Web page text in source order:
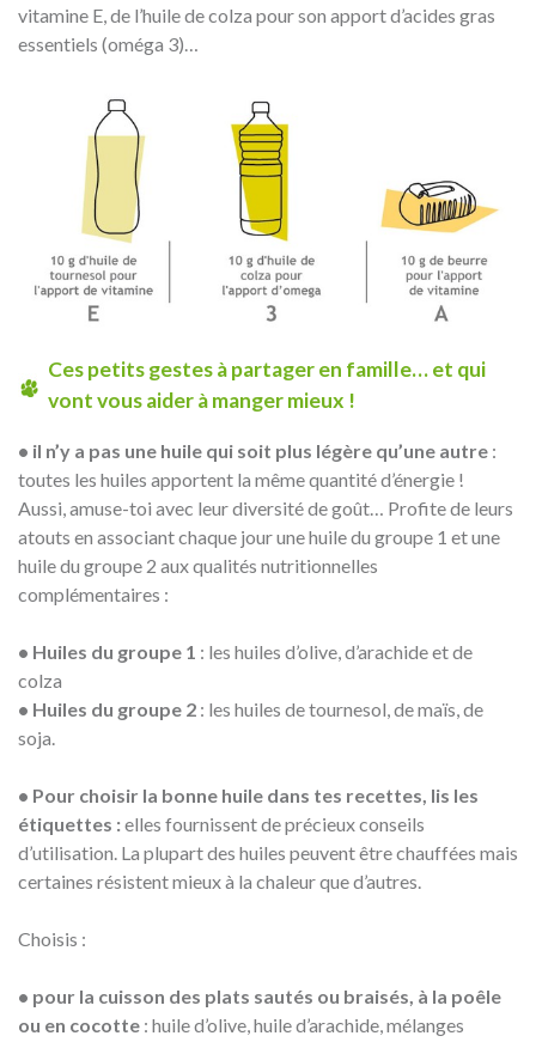
vitamine E, de l’huile de colza pour son apport d’acides gras
essentiels (oméga 3)…
Ces petits gestes à partager en famille… et qui
vont vous aider à manger mieux !
• il n’y a pas une huile qui soit plus légère qu’une autre :
toutes les huiles apportent la même quantité d’énergie !
Aussi, amuse-toi avec leur diversité de goût… Profite de leurs
atouts en associant chaque jour une huile du groupe 1 et une
huile du groupe 2 aux qualités nutritionnelles
complémentaires :
• Huiles du groupe 1 : les huiles d’olive, d’arachide et de
colza
• Huiles du groupe 2 : les huiles de tournesol, de maïs, de
soja.
• Pour choisir la bonne huile dans tes recettes, lis les
étiquettes :elles fournissent de précieux conseils
d’utilisation. La plupart des huiles peuvent être chauffées mais
certaines résistent mieux à la chaleur que d’autres.
Choisis :
• pour la cuisson des plats sautés ou braisés, à la poêle
ou en cocotte : huile d’olive, huile d’arachide, mélanges